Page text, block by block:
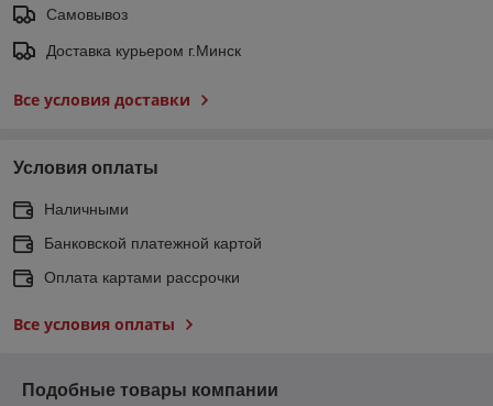
Самовывоз
Доставка курьером г.Минск
Все условия доставки
Условия оплаты
Наличными
Банковской платежной картой
Оплата картами рассрочки
Все условия оплаты
Подобные товары компании